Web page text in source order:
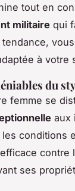
tout en
militaire qui
à votre
du
femme se
aux
conditions
contre
ses